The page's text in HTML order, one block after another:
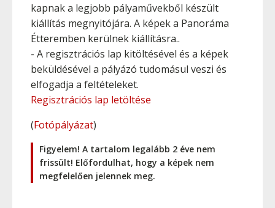
kapnak a legjobb pályaművekből készült
kiállítás megnyitójára. A képek a Panoráma
Étteremben kerülnek kiállításra..
- A regisztrációs lap kitöltésével és a képek
beküldésével a pályázó tudomásul veszi és
elfogadja a feltételeket.
Regisztrációs lap letöltése
(Fotópályázat)
Figyelem! A tartalom legalább 2 éve nem
frissült! Előfordulhat, hogy a képek nem
megfelelően jelennek meg.